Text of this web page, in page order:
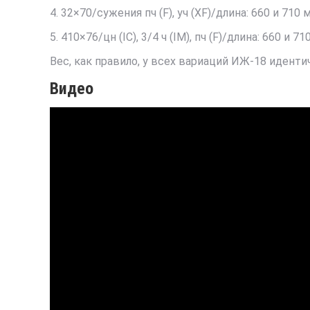
4. 32×70/сужения пч (F), уч (XF)/длина: 660 и 710
5. 410×76/цн (IC), 3/4 ч (IM), пч (F)/длина: 660 и
Вес, как правило, у всех вариаций ИЖ-18
Видео